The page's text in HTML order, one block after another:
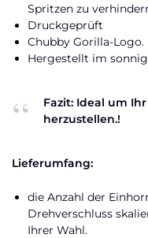
Spritzen zu
Druckgeprüft
Chubby Gorilla-Logo.
Hergestellt im
Fazit: Ideal um
herzustellen.!
Lieferumfang:
die Anzahl der
Drehverschluss
Ihrer Wahl.